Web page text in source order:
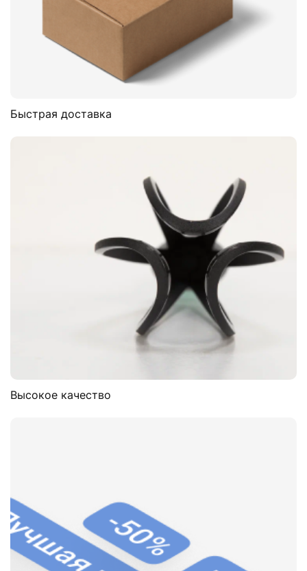
Быстрая доставка
Высокое качество